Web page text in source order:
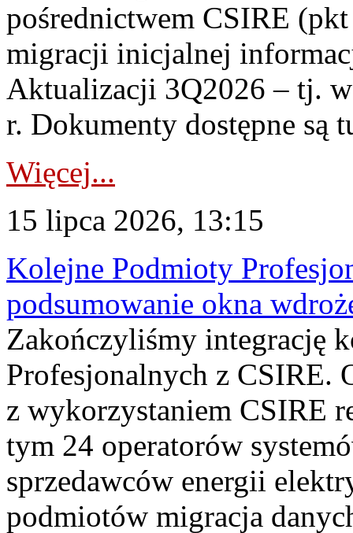
pośrednictwem CSIRE
migracji inicjalnej
Aktualizacji 3Q2026 – tj.
r. Dokumenty dostępne są
Więcej...
15 lipca 2026, 13:15
Kolejne Podmioty
podsumowanie okna
Zakończyliśmy integrację
Profesjonalnych z CSIRE.
z wykorzystaniem CSIRE
tym 24 operatorów
sprzedawców energii
podmiotów migracja